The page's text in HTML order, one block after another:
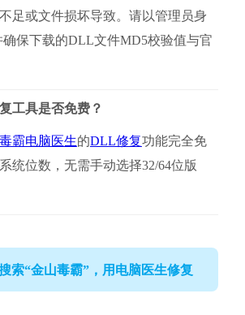
足或文件损坏导致。请以管理员身
保下载的DLL文件MD5校验值与官
工具是否免费？
霸电脑医生的DLL修复功能完全免
统位数，无需手动选择32/64位版
索“金山毒霸”，用电脑医生修复